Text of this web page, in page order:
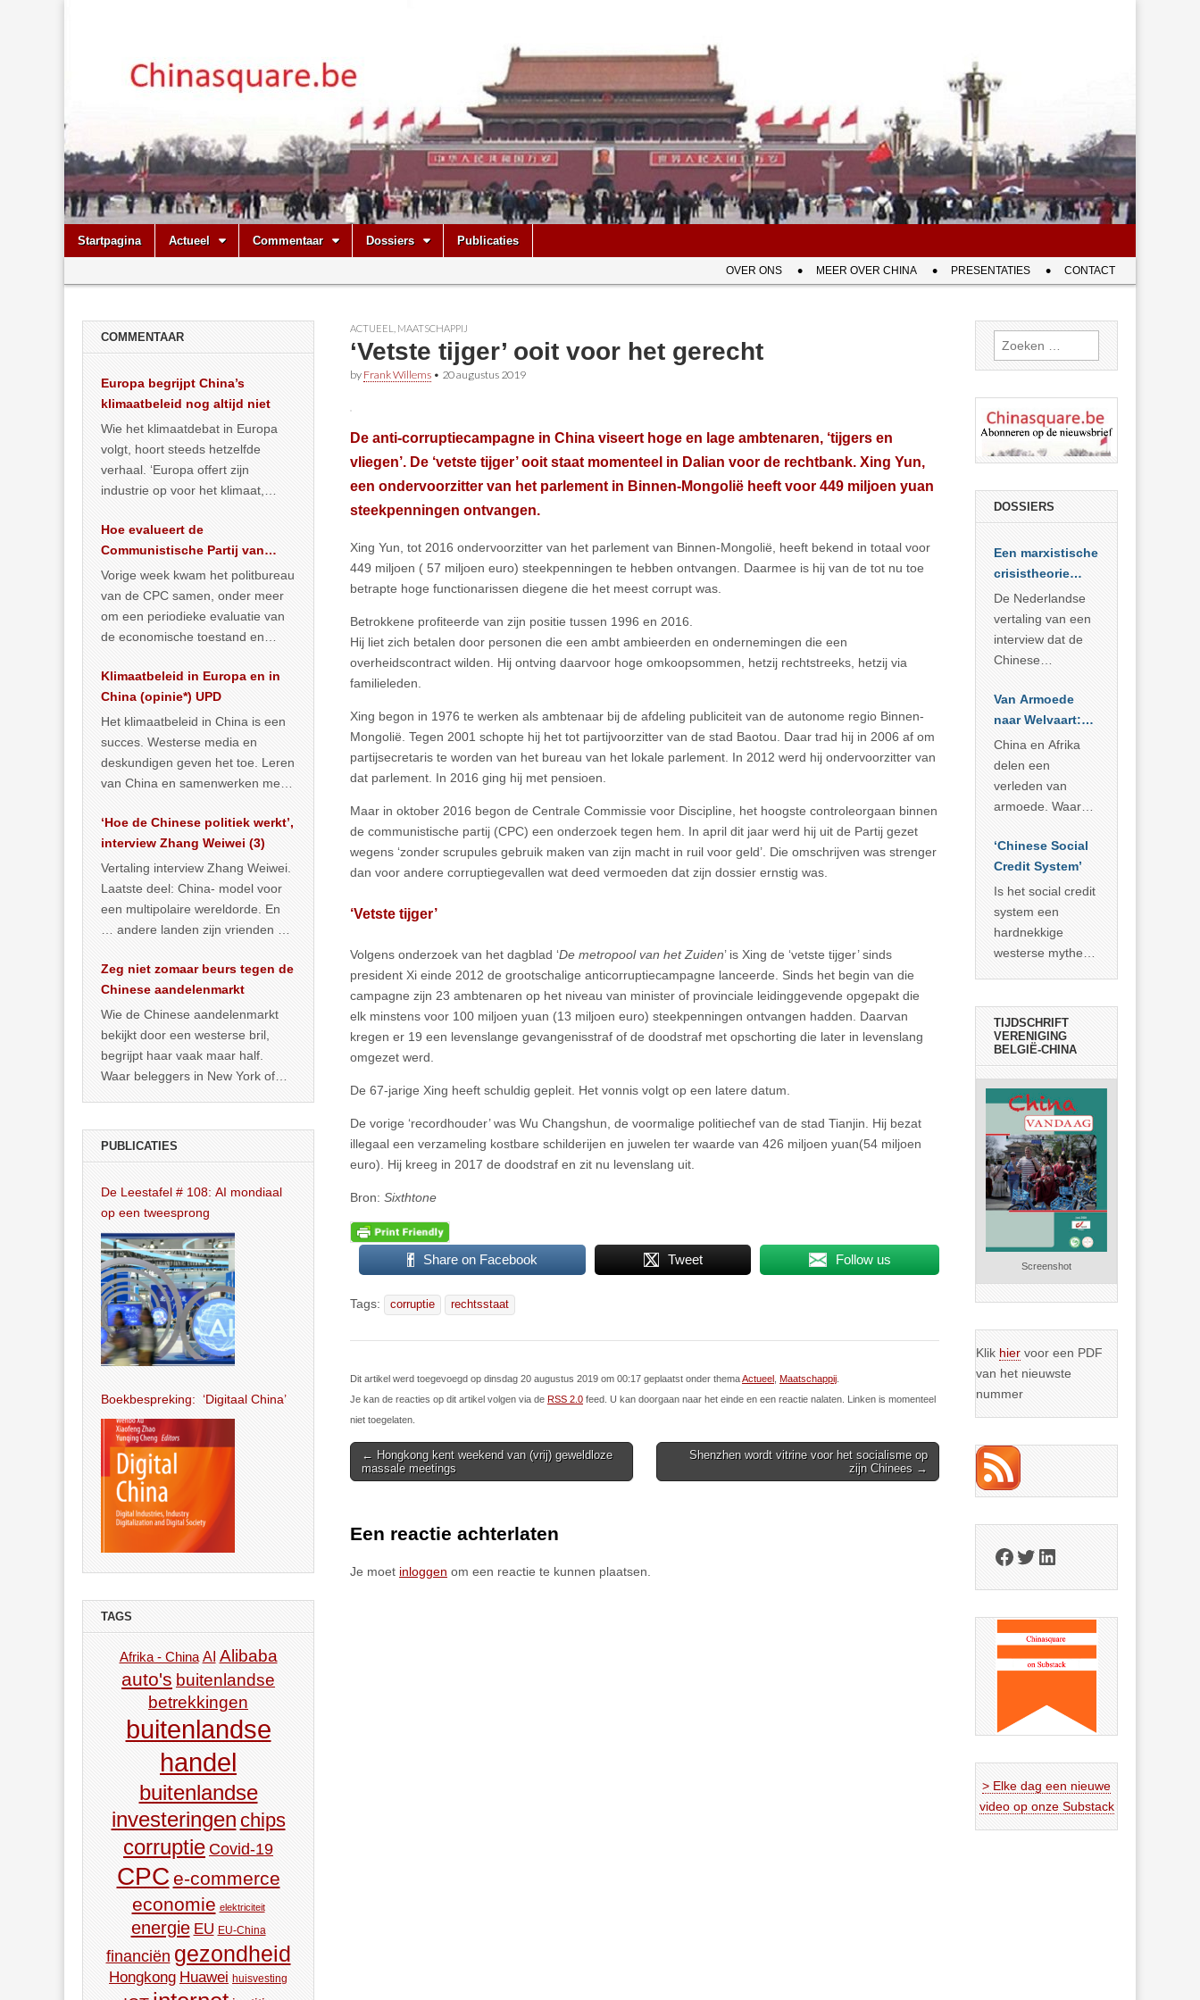
Chinasquare.be
Main
menu
Skip
Startpagina Actueel Commentaar Dossiers Publicaties
menu
OVER ONS MEER OVER CHINA PRESENTATIES CONTACT
ACTUEEL MAATSCHAPPIJ
‘Vetste tijger’ ooit voor het gerecht
by Frank Willems • 20 augustus 2019
De anti-corruptiecampagne in China viseert hoge en lage ambtenaren, ‘tijgers en
vliegen’. De ‘vetste tijger’ ooit staat momenteel in Dalian voor de rechtbank. Xing Yun,
een ondervoorzitter van het parlement in Binnen-Mongolië heeft voor 449 miljoen yuan
steekpenningen ontvangen.
Xing Yun, tot 2016 ondervoorzitter van het parlement van Binnen-Mongolië, heeft bekend in totaal voor
449 miljoen ( 57 miljoen euro) steekpenningen te hebben ontvangen. Daarmee is hij van de tot nu toe
betrapte hoge functionarissen diegene die het meest corrupt was.
Betrokkene profiteerde van zijn positie tussen 1996 en 2016.
Hij liet zich betalen door personen die een ambt ambieerden en ondernemingen die een
overheidscontract wilden. Hij ontving daarvoor hoge omkoopsommen, hetzij rechtstreeks, hetzij via
familieleden.
Xing begon in 1976 te werken als ambtenaar bij de afdeling publiciteit van de autonome regio Binnen-
Mongolië. Tegen 2001 schopte hij het tot partijvoorzitter van de stad Baotou. Daar trad hij in 2006 af om
partijsecretaris te worden van het bureau van het lokale parlement. In 2012 werd hij ondervoorzitter van
dat parlement. In 2016 ging hij met pensioen.
Maar in oktober 2016 begon de Centrale Commissie voor Discipline, het hoogste controleorgaan binnen
de communistische partij (CPC) een onderzoek tegen hem. In april dit jaar werd hij uit de Partij gezet
wegens ‘zonder scrupules gebruik maken van zijn macht in ruil voor geld’. Die omschrijven was strenger
dan voor andere corruptiegevallen wat deed vermoeden dat zijn dossier ernstig was.
‘Vetste tijger’
Volgens onderzoek van het dagblad ‘De metropool van het Zuiden’ is Xing de ‘vetste tijger’ sinds
president Xi einde 2012 de grootschalige anticorruptiecampagne lanceerde. Sinds het begin van die
campagne zijn 23 ambtenaren op het niveau van minister of provinciale leidinggevende opgepakt die
elk minstens voor 100 miljoen yuan (13 miljoen euro) steekpenningen ontvangen hadden. Daarvan
kregen er 19 een levenslange gevangenisstraf of de doodstraf met opschorting die later in levenslang
omgezet werd.
De 67-jarige Xing heeft schuldig gepleit. Het vonnis volgt op een latere datum.
De vorige ‘recordhouder’ was Wu Changshun, de voormalige politiechef van de stad Tianjin. Hij bezat
illegaal een verzameling kostbare schilderijen en juwelen ter waarde van 426 miljoen yuan(54 miljoen
euro). Hij kreeg in 2017 de doodstraf en zit nu levenslang uit.
Bron: Sixthtone
Share on Facebook Tweet Follow us
Tags: corruptie rechtsstaat
Dit artikel werd toegevoegd op dinsdag 20 augustus 2019 om 00:17 geplaatst onder themaActueel Maatschappij
Je kan de reacties op dit artikel volgen via de RSS 2.0 feed. U kan doorgaan naar het einde en een reactie nalaten. Linken is momenteel
niet toegelaten.
Post
navigation
← Hongkong kent weekend van (vrij) geweldloze
massale meetings
Shenzhen wordt vitrine voor het socialisme op
zijn Chinees →
Een reactie achterlaten
Je moet inloggen om een reactie te kunnen plaatsen.
COMMENTAAR
Europa begrijpt China’s
klimaatbeleid nog altijd niet
Wie het klimaatdebat in Europa
volgt, hoort steeds hetzelfde
verhaal. ‘Europa offert zijn
industrie op voor het klimaat,
vergroening… >> lees meer
Hoe evalueert de
Communistische Partij van
China de economische
situatie?
Vorige week kwam het politbureau
van de CPC samen, onder meer
om een periodieke evaluatie van
de economische toestand en
publiceerden… >> lees meer
Klimaatbeleid in Europa en in
China (opinie*) UPD
Het klimaatbeleid in China is een
succes. Westerse media en
deskundigen geven het toe. Leren
van China en samenwerken met
… >> lees meer
‘Hoe de Chinese politiek werkt’,
interview Zhang Weiwei (3)
Vertaling interview Zhang Weiwei.
Laatste deel: China- model voor
een multipolaire wereldorde. En
… andere landen zijn vrienden of
Zeg niet zomaar beurs tegen de
Chinese aandelenmarkt
Wie de Chinese aandelenmarkt
bekijkt door een westerse bril,
begrijpt haar vaak maar half.
Waar beleggers in New York of
PUBLICATIES
De Leestafel # 108: AI mondiaal
op een tweesprong
Boekbespreking: ‘Digitaal China’
TAGS
Afrika - China AI Alibaba
auto's buitenlandse
betrekkingen
buitenlandse
handel
buitenlandse
investeringen chips
corruptie Covid-19
CPC e-commerce
economie elektriciteit
energie EU EU-China
financiën gezondheid
Hongkong Huawei huisvesting
Zoeken
naar:
DOSSIERS
Een marxistische
crisistheorie
voor vandaag
De Nederlandse
vertaling van een
interview dat de
Chinese
Sociale
Wetenschappen
afnam van de
Britse
marxistische
econoom Michael
zien dat
… >> lees meer
Van Armoede
naar Welvaart:
Wat Afrika kan
leren van
China’s
economisch
China en Afrika
delen een
verleden van
armoede. Waar
voorbije veertig
jaar in slaagde
meer dan 800
miljoen mensen
uit de armoede
… >> lees meer
‘Chinese Social
Credit System’
Is het social credit
system een
hardnekkige
westerse mythe of
TIJDSCHRIFT
VERENIGING
BELGIË-CHINA
Screenshot
Klik hier voor een PDF
van het nieuwste
nummer
Facebook
Twitter
LinkedIn
> Elke dag een nieuwe
video op onze Substack